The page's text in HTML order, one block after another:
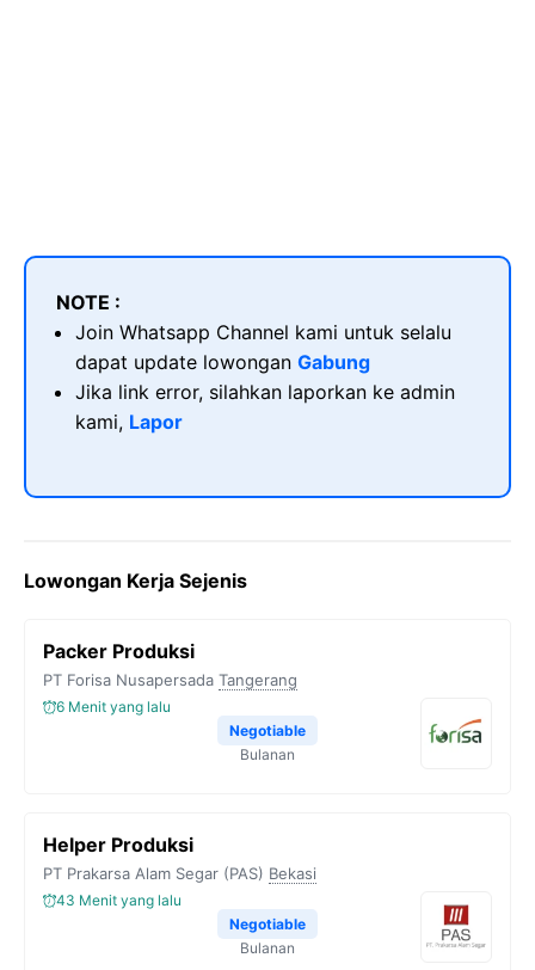
NOTE :
Join Whatsapp Channel kami untuk selalu
dapat update lowongan Gabung
Jika link error, silahkan laporkan ke admin
kami, Lapor
Lowongan Kerja Sejenis
Packer Produksi
PT Forisa Nusapersada Tangerang
6 Menit yang lalu
Negotiable
Bulanan
Helper Produksi
PT Prakarsa Alam Segar (PAS) Bekasi
43 Menit yang lalu
Negotiable
Bulanan